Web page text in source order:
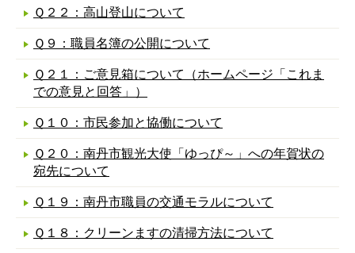
Ｑ２２：高山登山について
Ｑ９：職員名簿の公開について
Ｑ２１：ご意見箱について（ホームページ「これま
での意見と回答」）
Ｑ１０：市民参加と協働について
Ｑ２０：南丹市観光大使「ゆっぴ～」への年賀状の
宛先について
Ｑ１９：南丹市職員の交通モラルについて
Ｑ１８：クリーンますの清掃方法について